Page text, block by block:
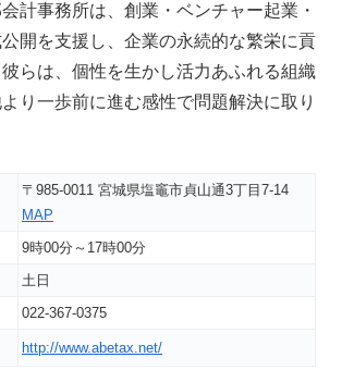
計事務所は、創業・ベンチャー起業・
開を支援し、企業の永続的な繁栄に貢
らは、個性を生かし活力あふれる組織
り一歩前に進む感性で問題解決に取り
〒985-0011 宮城県塩竈市貞山通3丁目7-14
MAP
9時00分～17時00分
土日
022-367-0375
http://www.abetax.net/